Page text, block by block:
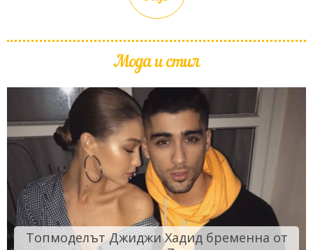
Мода и стил
Топмоделът Джиджи Хадид бременна от